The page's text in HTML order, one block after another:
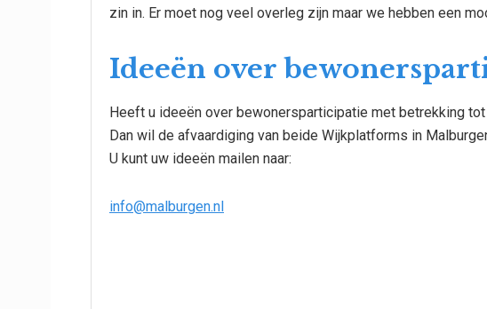
zin in. Er moet nog veel overleg zijn maar we hebben een
Ideeën over
Heeft u ideeën over bewonersparticipatie met betrekking
Dan wil de afvaardiging van beide Wijkplatforms in
U kunt uw ideeën mailen naar:
info@malburgen.nl